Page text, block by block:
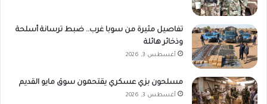
تفاصيل مثيرة من سوبا غرب.. ضبط ترسانة أسلحة
وذخائر هائلة
أغسطس 3, 2026
مسلحون بزي عسكري يقتحمون سوق مايو القديم
أغسطس 3, 2026